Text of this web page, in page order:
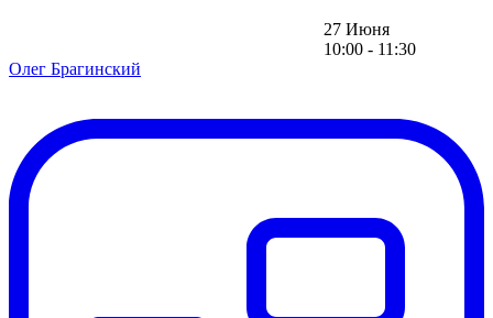
27 Июня
10:00 - 11:30
Олег Брагинский